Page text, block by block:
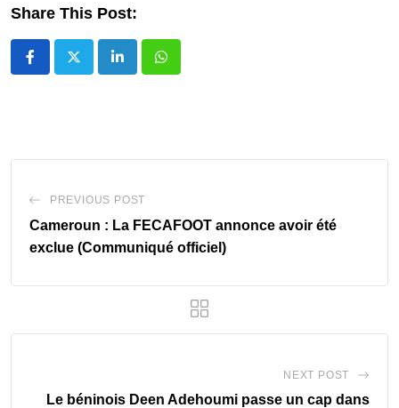
Share This Post:
LinkedInWhatsapp
PREVIOUS POST
Cameroun : La FECAFOOT annonce avoir été
exclue (Communiqué officiel)
NEXT POST
Le béninois Deen Adehoumi passe un cap dans